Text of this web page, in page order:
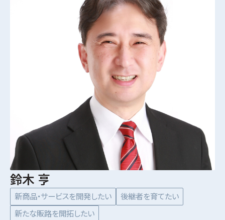
鈴木 亨
新商品・サービスを開発したい
後継者を育てたい
新たな販路を開拓したい